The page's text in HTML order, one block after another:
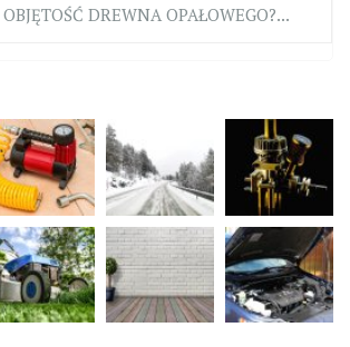
DREWNA OPAŁOWEGO?...